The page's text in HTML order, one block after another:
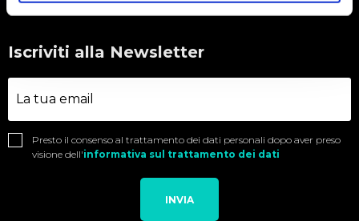
Iscriviti alla Newsletter
Presto il consenso al trattamento dei dati personali dopo aver preso
visione dell'informativa sul trattamento dei dati
INVIA